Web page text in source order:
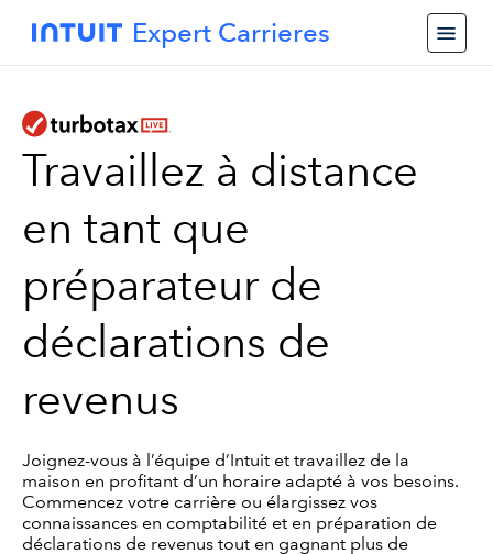
Expert Carrieres
Travaillez à distance
en tant que
préparateur de
déclarations de
revenus
Joignez-vous à l’équipe d’Intuit et travaillez de la
maison en profitant d’un horaire adapté à vos besoins.
Commencez votre carrière ou élargissez vos
connaissances en comptabilité et en préparation de
déclarations de revenus tout en gagnant plus de